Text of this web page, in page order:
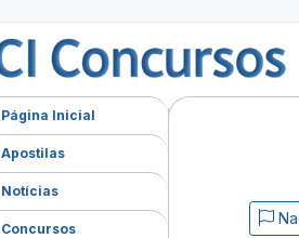
Página Inicial
Apostilas
Notícias
Concursos